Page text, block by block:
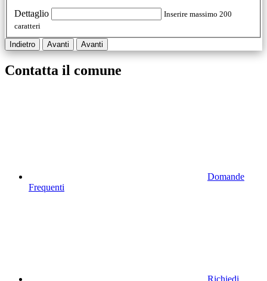
Dettaglio
Inserire massimo 200
caratteri
Indietro Avanti Avanti
Contatta il comune
Domande
Frequenti
Richiedi